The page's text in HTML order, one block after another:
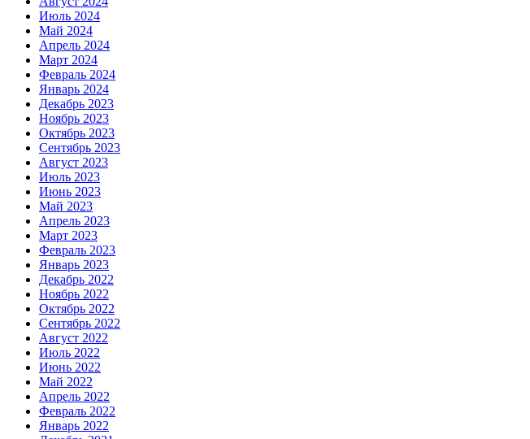
Июль 2024
Май 2024
Апрель 2024
Март 2024
Февраль 2024
Январь 2024
Декабрь 2023
Ноябрь 2023
Октябрь 2023
Сентябрь 2023
Август 2023
Июль 2023
Июнь 2023
Май 2023
Апрель 2023
Март 2023
Февраль 2023
Январь 2023
Декабрь 2022
Ноябрь 2022
Октябрь 2022
Сентябрь 2022
Август 2022
Июль 2022
Июнь 2022
Май 2022
Апрель 2022
Февраль 2022
Январь 2022